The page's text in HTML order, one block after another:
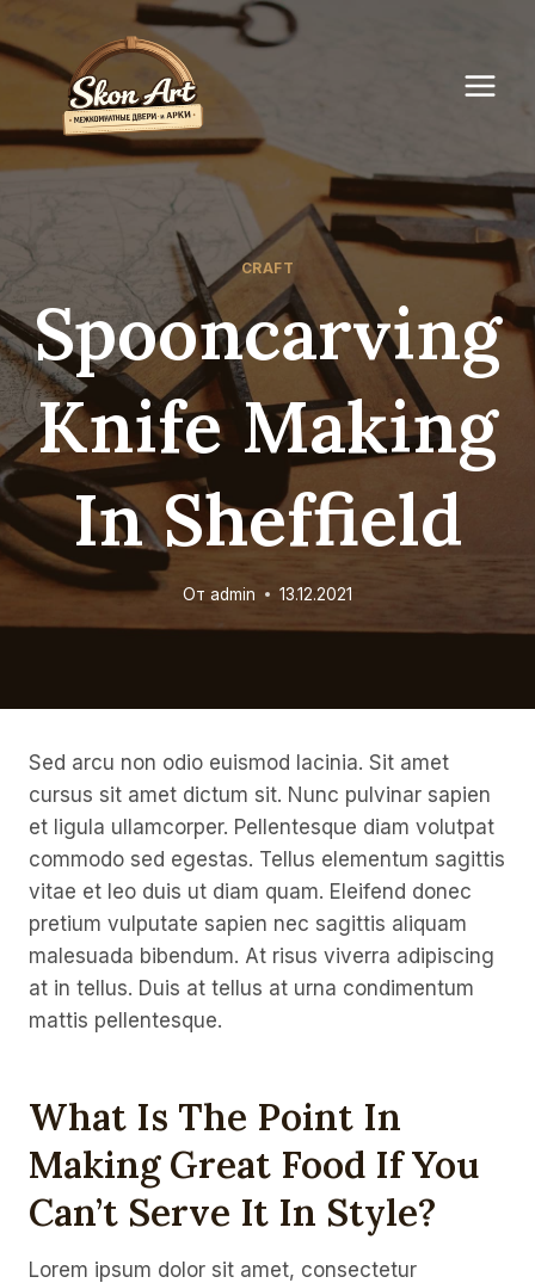
к
содержимому
CRAFT
Spooncarving
Knife Making
In Sheffield
От admin 13.12.2021
Sed arcu non odio euismod lacinia. Sit amet
cursus sit amet dictum sit. Nunc pulvinar sapien
et ligula ullamcorper. Pellentesque diam volutpat
commodo sed egestas. Tellus elementum sagittis
vitae et leo duis ut diam quam. Eleifend donec
pretium vulputate sapien nec sagittis aliquam
malesuada bibendum. At risus viverra adipiscing
at in tellus. Duis at tellus at urna condimentum
mattis pellentesque.
What Is The Point In
Making Great Food If You
Can’t Serve It In Style?
Lorem ipsum dolor sit amet, consectetur